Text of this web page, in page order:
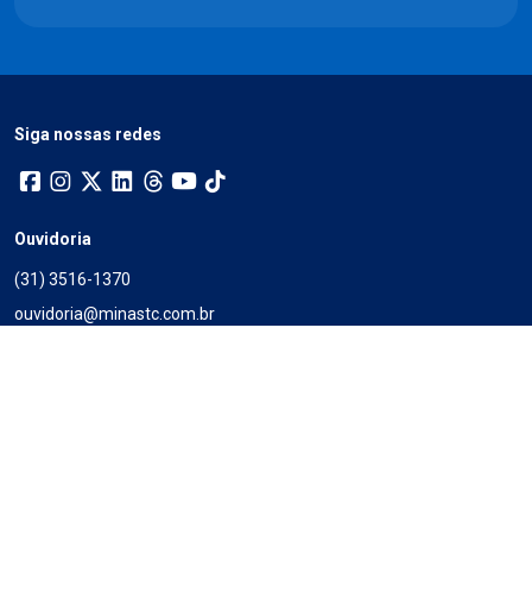
Siga nossas redes
Ouvidoria
(31) 3516-1370
ouvidoria@minastc.com.br